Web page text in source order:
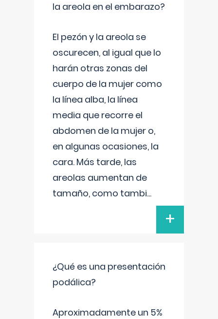
la areola en el embarazo?
El pezón y la areola se
oscurecen, al igual que lo
harán otras zonas del
cuerpo de la mujer como
la línea alba, la línea
media que recorre el
abdomen de la mujer o,
en algunas ocasiones, la
cara. Más tarde, las
areolas aumentan de
tamaño, como tambi...
+
¿Qué es una presentación
podálica?
Aproximadamente un 5%